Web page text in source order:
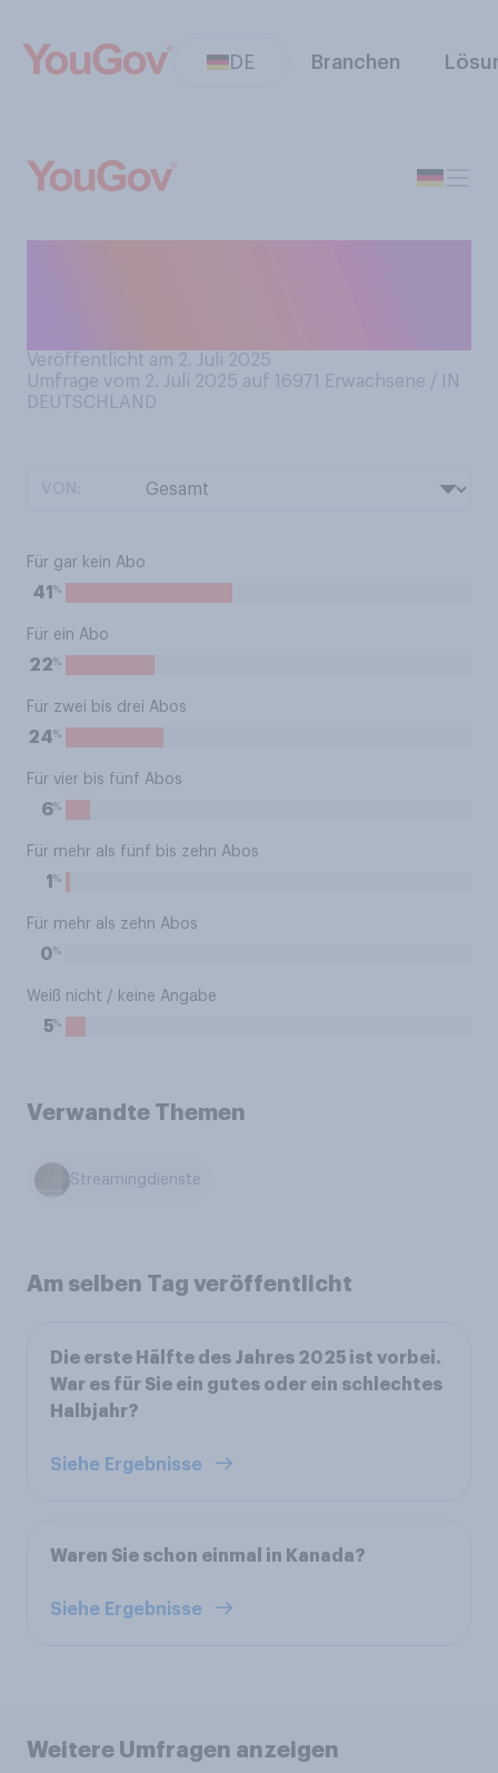
DE Branchen
Veröffentlicht am 2. Juli 2025
Umfrage vom 2. Juli 2025 auf 16971
Erwachsene / IN
DEUTSCHLAND
Für gar kein Abo
41 %
Für ein Abo
22%
Für zwei bis drei Abos
24%
Für vier bis fünf Abos
6%
Für mehr als fünf bis zehn Abos
1 %
Für mehr als zehn Abos
0%
Weiß nicht / keine Angabe
5%
Verwandte Themen
Streamingdienste
Am selben Tag veröffentlicht
Die erste Hälfte des Jahres 2025 ist vorbei.
War es für Sie ein gutes oder ein schlechtes
Halbjahr?
Siehe Ergebnisse
Waren Sie schon einmal in Kanada?
Siehe Ergebnisse
Weitere Umfragen anzeigen